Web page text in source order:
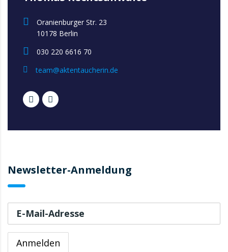
Oranienburger Str. 23
10178 Berlin
030 220 6616 70
team@aktentaucherin.de
Newsletter-Anmeldung